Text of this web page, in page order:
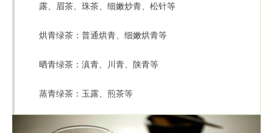
露、眉茶、珠茶、细嫩炒青、松针等
烘青绿茶：普通烘青、细嫩烘青等
晒青绿茶：滇青、川青、陕青等
蒸青绿茶：玉露、煎茶等